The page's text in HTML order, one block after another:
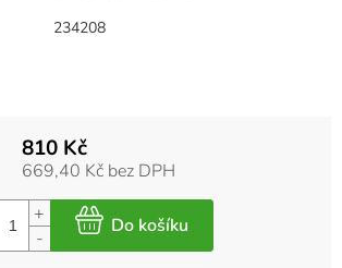
234208
810 Kč
669,40 Kč bez DPH